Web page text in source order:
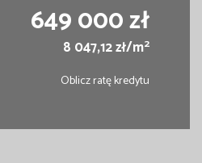
649 000 zł
8 047,12 zł/m2
Oblicz ratę kredytu